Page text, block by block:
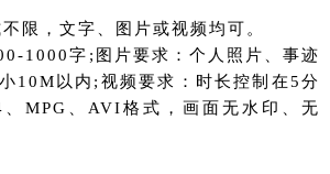
式不限，文字、图片或视频均可。
10M以内;视频要求：时长控制在5分
MPG、AVI格式，画面无水印、无